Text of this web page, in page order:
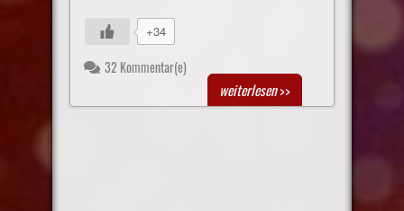
+34
32 Kommentar(e)
weiterlesen>>